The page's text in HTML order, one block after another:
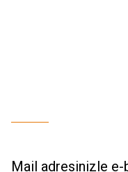
Mail adresinizle